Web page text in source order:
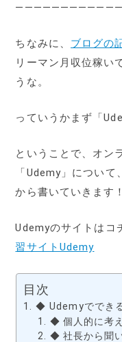
ちなみに、 ブログの
リーマン月収位稼い
うな。
っていうかまず「
ということで、オン
「Udemy」につい
から書いていきます！
Udemyのサイトは
習サイトUdemy
目次
◆ Udemyででき
◆ 個人的に考
◆ 社長から聞